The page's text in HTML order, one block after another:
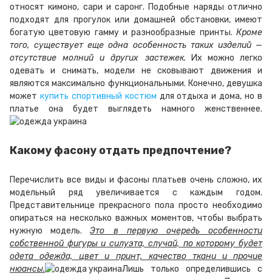
относят кимоно, сари и саронг. Подобные наряды отлично
подходят для прогулок или домашней обстановки, имеют
богатую цветовую гамму и разнообразные принты. Кроме
того, существует еще одна особенность таких изделий —
отсутствие молний и других застежек. Их можно легко
одевать и снимать, модели не сковывают движения и
являются максимально функциональными. Конечно, девушка
может купить спортивный костюм для отдыха и дома, но в
платье она будет выглядеть намного женственнее.
Какому фасону отдать предпочтение?
Перечислить все виды и фасоны платьев очень сложно, их
модельный ряд увеличивается с каждым годом.
Представительнице прекрасного пола просто необходимо
опираться на несколько важных моментов, чтобы выбрать
нужную модель.Это в первую очередь особенности
собственной фигуры и силуэта, случай, по которому будет
одета одежда, цвет и принт, качество ткани и прочие
нюансы.
Лишь только определившись с